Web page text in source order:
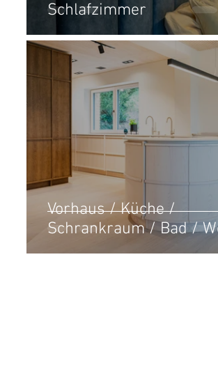
Schlafzimmer
Vorhaus / Küche /
Schrankraum / Bad /